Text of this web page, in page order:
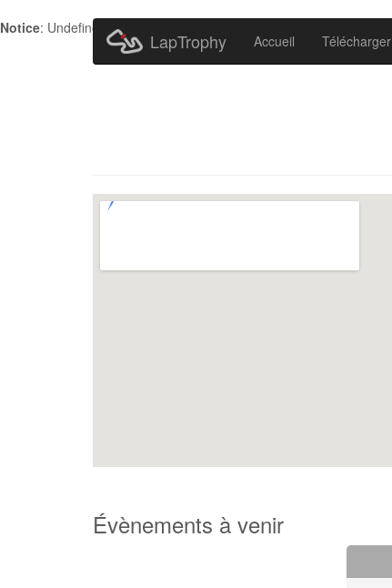
Notice: Undefined index: HTTP_ACCEPT_LANGUAGE in
LapTrophy Accueil Télécharger
Évènements à venir